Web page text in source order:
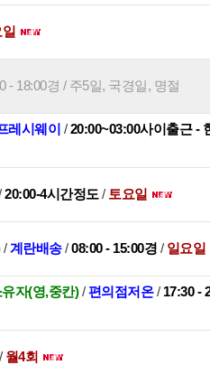
18:00경 / 주5일, 국경일, 명절
레시웨이 /20:00~03:00사이출근 -
20:00-4시간정도 / 토요일
/계란배송/08:00 - 15:00경 / 일요일
자(영,중칸)/편의점저온/ 17:30 -
/ 월4회